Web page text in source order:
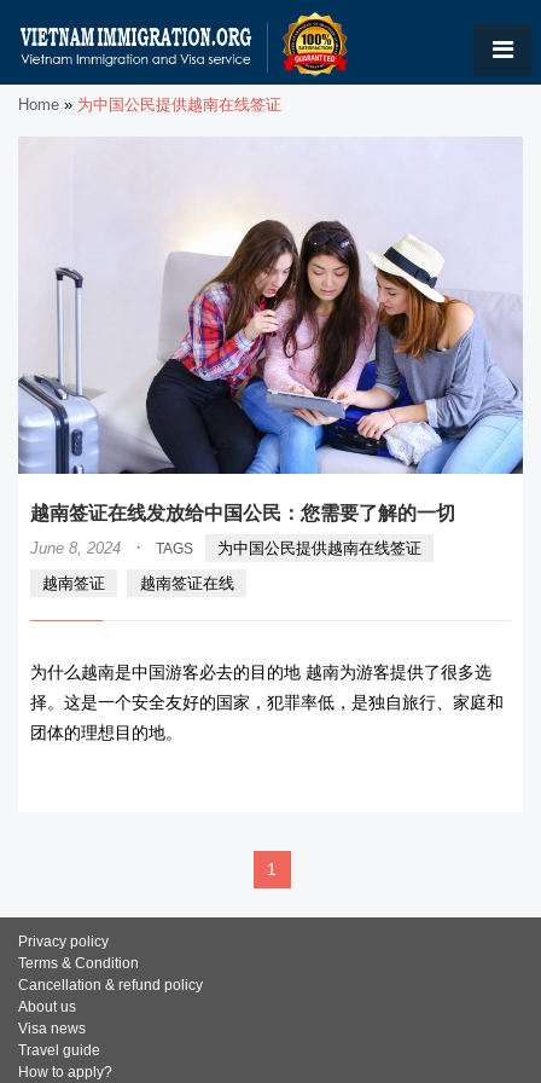
Home » 为中国公民提供越南在线签证
越南签证在线发放给中国公民：您需要了解的一切
June 8, 2024 · TAGS
为中国公民提供越南在线签证
越南签证
越南签证在线
为什么越南是中国游客必去的目的地 越南为游客提供了很多选
择。这是一个安全友好的国家，犯罪率低，是独自旅行、家庭和
团体的理想目的地。
1
Privacy policy
Terms & Condition
Cancellation & refund policy
About us
Visa news
Travel guide
How to apply?